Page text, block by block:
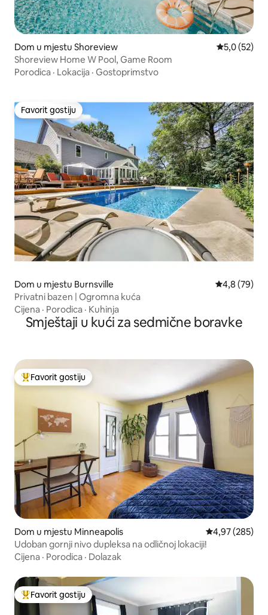
Dom u mjestu Shoreview Prosječna
5,0 (52)
Shoreview Home W Pool, Game Room
Porodica · Lokacija · Gostoprimstvo
Favorit gostiju
Favorit gostiju
Dom u mjestu Burnsville Prosječna
4,8 (79)
Privatni bazen | Ogromna kuća
Cijena · Porodica · Kuhinja
Smještaji u kući za sedmične boravke
Glavni favorit gostiju
Favorit gostiju
Dom u mjestu Minneapolis Prosječna
4,97 (285)
Udoban gornji nivo dupleksa na odličnoj lokaciji!
Cijena · Porodica · Dolazak
Glavni favorit gostiju
Favorit gostiju